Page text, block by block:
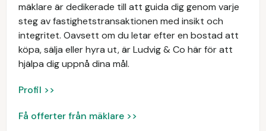
mäklare är dedikerade till att guida dig genom varje
steg av fastighetstransaktionen med insikt och
integritet. Oavsett om du letar efter en bostad att
köpa, sälja eller hyra ut, är Ludvig & Co här för att
hjälpa dig uppnå dina mål.
Profil >>
Få offerter från mäklare >>